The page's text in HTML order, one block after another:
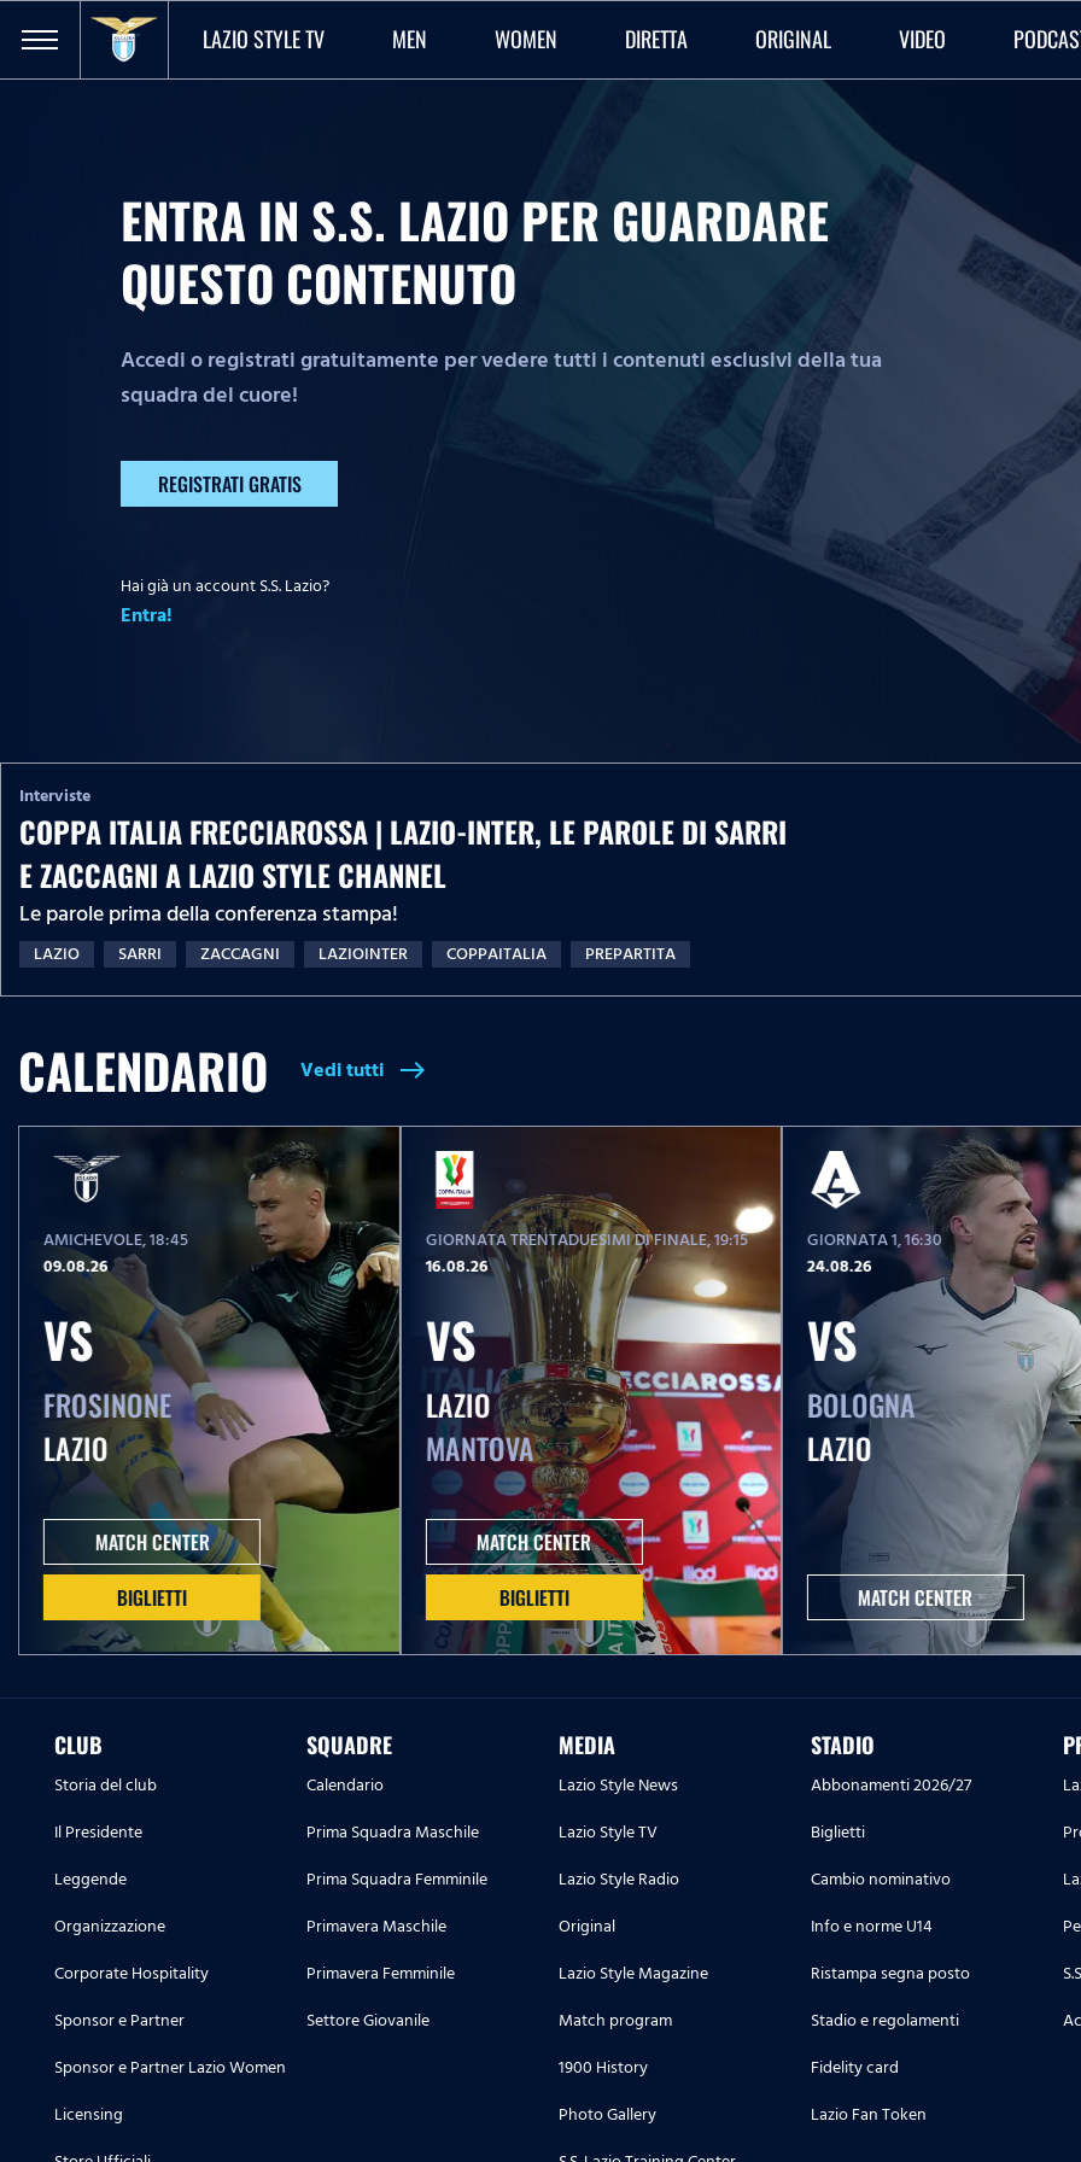
LAZIO STYLE TV MEN WOMEN DIRETTA ORIGINAL VIDEO
ENTRA IN S.S. LAZIO PER GUARDARE
QUESTO CONTENUTO
Accedi o registrati gratuitamente per vedere tutti i contenuti esclusivi della tua
squadra del cuore!
REGISTRATI GRATIS
Hai già un account S.S. Lazio?
Entra!
Interviste
COPPA ITALIA FRECCIAROSSA | LAZIO-INTER, LE PAROLE DI SARRI
E ZACCAGNI A LAZIO STYLE CHANNEL
Le parole prima della conferenza stampa!
LAZIO SARRI ZACCAGNI LAZIOINTER COPPAITALIA PREPARTITA
CALENDARIO Vedi tutti east
AMICHEVOLE, 18:45
09.08.26
VS
FROSINONE
LAZIO
MATCH CENTER
BIGLIETTI
GIORNATA TRENTADUESIMI DI FINALE, 19:15
16.08.26
VS
LAZIO
MANTOVA
MATCH CENTER
BIGLIETTI
GIORNATA 1, 16:30
24.08.26
VS
BOLOGNA
LAZIO
MATCH CENTER
CLUB
Storia del club
Il Presidente
Leggende
Organizzazione
Corporate Hospitality
Sponsor e Partner
Sponsor e Partner Lazio Women
Licensing
SQUADRE
Calendario
Prima Squadra Maschile
Prima Squadra Femminile
Primavera Maschile
Primavera Femminile
Settore Giovanile
MEDIA
Lazio Style News
Lazio Style TV
Lazio Style Radio
Original
Lazio Style Magazine
Match program
1900 History
Photo Gallery
STADIO
Abbonamenti 2026/27
Biglietti
Cambio nominativo
Info e norme U14
Ristampa segna posto
Stadio e regolamenti
Fidelity card
Lazio Fan Token